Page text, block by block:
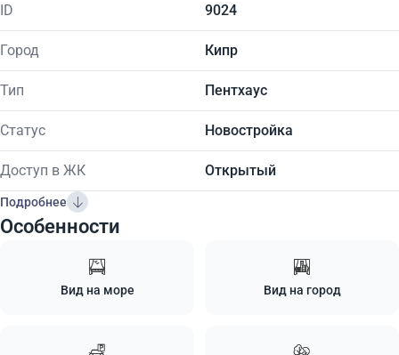
ID 9024
Город Кипр
Тип Пентхаус
Статус Новостройка
Доступ в ЖК Открытый
Подробнее
Особенности
Вид на море Вид на город